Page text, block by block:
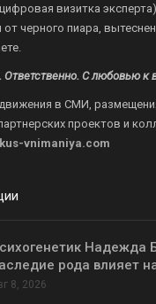
визитка эксперта)
черного пиара,
С любовью к
в СМИ,
проектов и
vnimaniya.com
Надежда
рода влияет
8, 2026